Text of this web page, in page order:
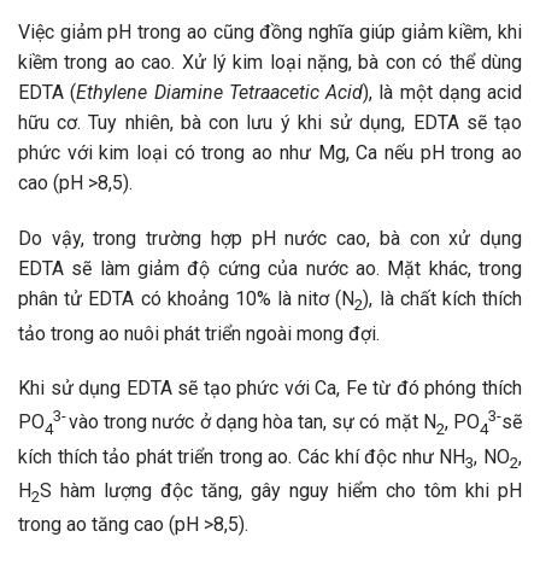
Việc giảm pH trong ao cũng đồng nghĩa giúp giảm kiềm, khi
kiềm trong ao cao. Xử lý kim loại nặng, bà con có thể dùng
EDTA (Ethylene Diamine Tetraacetic Acid), là một dạng acid
hữu cơ. Tuy nhiên, bà con lưu ý khi sử dụng, EDTA sẽ tạo
phức với kim loại có trong ao như Mg, Ca nếu pH trong ao
cao (pH >8,5).
Do vậy, trong trường hợp pH nước cao, bà con xử dụng
EDTA sẽ làm giảm độ cứng của nước ao. Mặt khác, trong
phân tử EDTA có khoảng 10% là nitơ (N2), là chất kích thích
tảo trong ao nuôi phát triển ngoài mong đợi.
Khi sử dụng EDTA sẽ tạo phức với Ca, Fe từ đó phóng thích
PO4
3-vào trong nước ở dạng hòa tan, sự có mặt N2, PO4
3-sẽ
kích thích tảo phát triển trong ao. Các khí độc như NH3, NO2,
H2S hàm lượng độc tăng, gây nguy hiểm cho tôm khi pH
trong ao tăng cao (pH >8,5).